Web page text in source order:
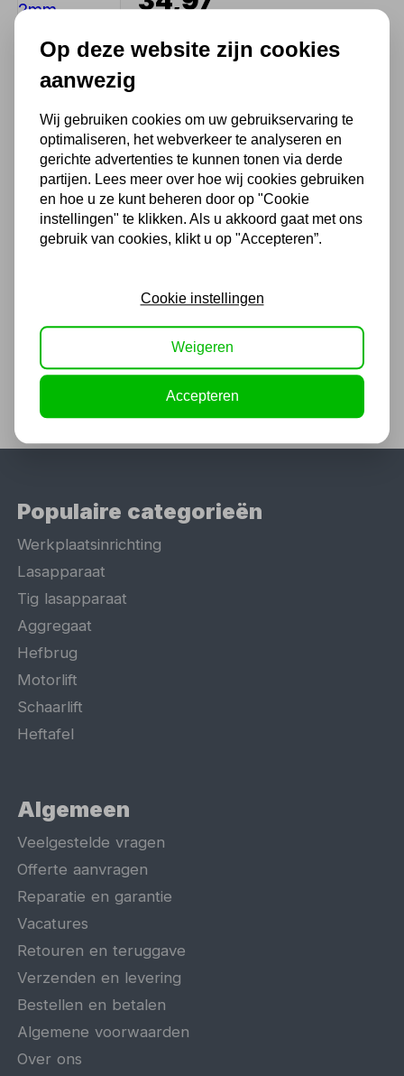
49,61
41,00 excl. BTW
Soldeervloeistof S-39 320ml
15,97
13,20 excl. BTW
Populaire categorieën
Werkplaatsinrichting
Lasapparaat
Tig lasapparaat
Aggregaat
Hefbrug
Motorlift
Schaarlift
Heftafel
Algemeen
Veelgestelde vragen
Offerte aanvragen
Reparatie en garantie
Vacatures
Retouren en teruggave
Verzenden en levering
Bestellen en betalen
Algemene voorwaarden
Over ons
Op deze website zijn cookies
aanwezig
Wij gebruiken cookies om uw gebruikservaring te
optimaliseren, het webverkeer te analyseren en
gerichte advertenties te kunnen tonen via derde
partijen. Lees meer over hoe wij cookies gebruiken
en hoe u ze kunt beheren door op "Cookie
instellingen" te klikken. Als u akkoord gaat met ons
gebruik van cookies, klikt u op "Accepteren”.
Cookie instellingen
Weigeren
Accepteren